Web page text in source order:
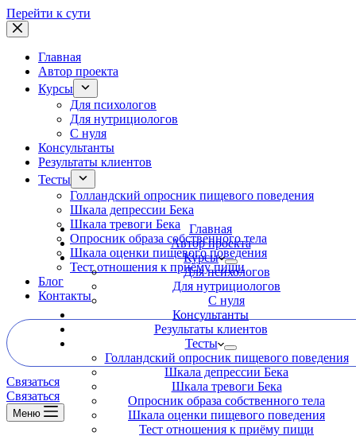
Перейти к сути
Главная
Автор проекта
Курсы
Для психологов
Для нутрициологов
С нуля
Консультанты
Результаты клиентов
Тесты
Голландский опросник пищевого поведения
Шкала депрессии Бека
Шкала тревоги Бека
Опросник образа собственного тела
Шкала оценки пищевого поведения
Тест отношения к приёму пищи
Блог
Контакты
Главная
Автор проекта
Курсы
Для психологов
Для нутрициологов
С нуля
Консультанты
Результаты клиентов
Тесты
Голландский опросник пищевого поведения
Шкала депрессии Бека
Шкала тревоги Бека
Опросник образа собственного тела
Шкала оценки пищевого поведения
Тест отношения к приёму пищи
Связаться
Связаться
Меню